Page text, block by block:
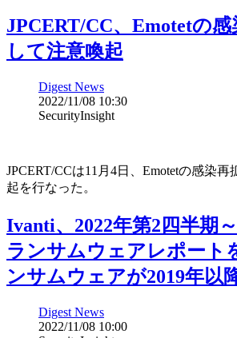
JPCERT/CC、Emotetの
して注意喚起
Digest News
2022/11/08 10:30
SecurityInsight
JPCERT/CCは11月4日、Emotetの感染
起を行なった。
Ivanti、2022年第2四半期
ランサムウェアレポー
ンサムウェアが2019年以
Digest News
2022/11/08 10:00